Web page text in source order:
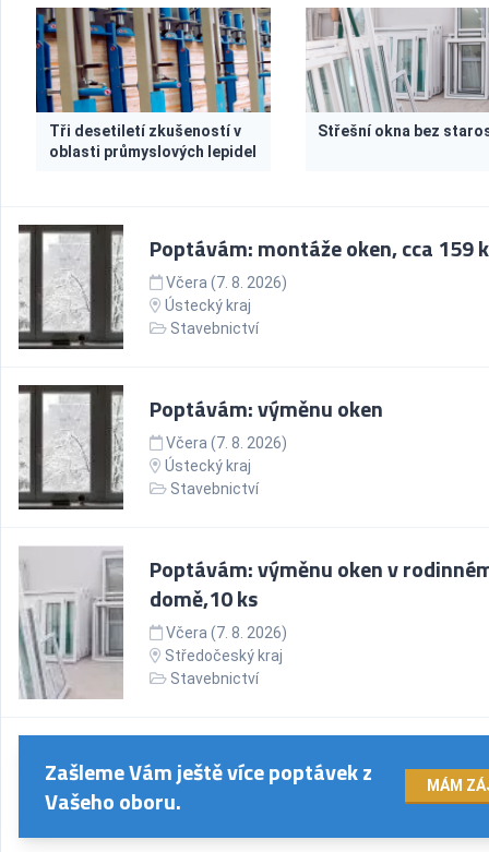
Tři desetiletí zkušeností v
oblasti průmyslových lepidel
Střešní okna bez
Poptávám: montáže oken, cca 159
Včera (7. 8. 2026)
Ústecký kraj
Stavebnictví
Poptávám: výměnu oken
Včera (7. 8. 2026)
Ústecký kraj
Stavebnictví
Poptávám: výměnu oken v
domě,10 ks
Včera (7. 8. 2026)
Středočeský kraj
Stavebnictví
Zašleme Vám ještě více poptávek z
Vašeho oboru.
MÁM